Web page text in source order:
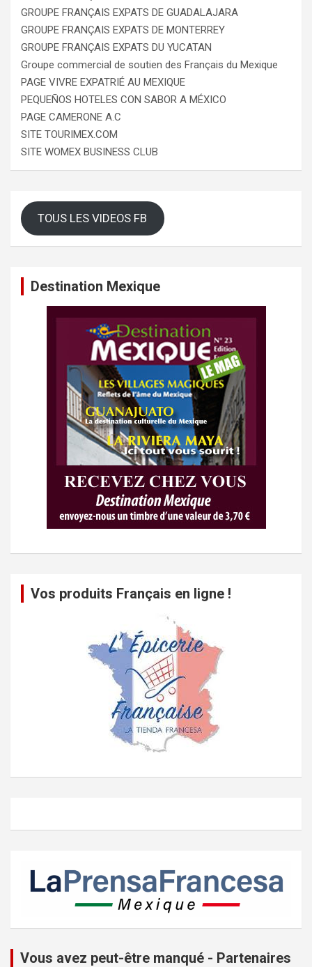
GROUPE FRANÇAIS EXPATS DE GUADALAJARA
GROUPE FRANÇAIS EXPATS DE MONTERREY
GROUPE FRANÇAIS EXPATS DU YUCATAN
Groupe commercial de soutien des Français du Mexique
PAGE VIVRE EXPATRIÉ AU MEXIQUE
PEQUEÑOS HOTELES CON SABOR A MÉXICO
PAGE CAMERONE A.C
SITE TOURIMEX.COM
SITE WOMEX BUSINESS CLUB
TOUS LES VIDEOS FB
Destination Mexique
Vos produits Français en ligne !
Vous avez peut-être manqué - Partenaires